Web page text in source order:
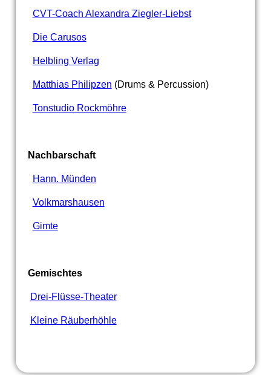
CVT-Coach Alexandra Ziegler-Liebst
Die Carusos
Helbling Verlag
Matthias Philipzen (Drums & Percussion)
Tonstudio Rockmöhre
Nachbarschaft
Hann. Münden
Volkmarshausen
Gimte
Gemischtes
Drei-Flüsse-Theater
Kleine Räuberhöhle